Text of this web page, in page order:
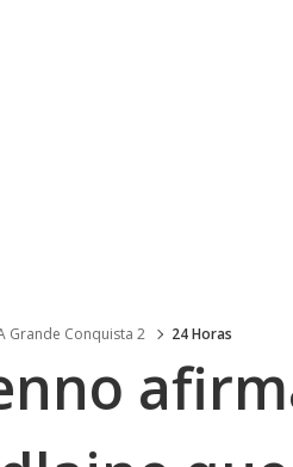
Grande Conquista 2 24 Horas